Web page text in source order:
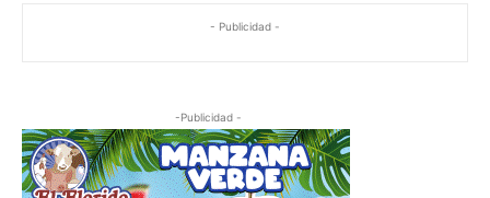
- Publicidad -
-Publicidad -